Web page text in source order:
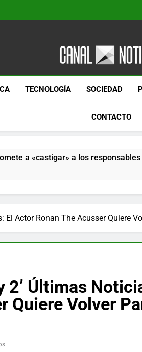
Canal
Canal Noticias
TECNOLOGÍA SOCIEDAD
CONTACTO
a «castigar» a los
de los informes de empleo de
y restaurador, Carl Ruiz, muere a los
Testo a Precios Especiales en
en México – Descuentos Masivos
El Actor Ronan The Acusser Quiere
2’ Últimas
Quiere Volver